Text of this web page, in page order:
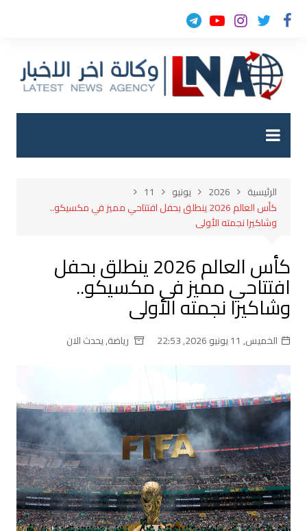
التجاوز
الرئيسية 2026 يونيو
11
كأس العالم 2026 ينطلق بحفل افتتاحي مميز في مكسيكو..
وشاكيرا نجمته الأولى
كأس العالم 2026 ينطلق بحفل
افتتاحي مميز في مكسيكو..
وشاكيرا نجمته الأولى
الخميس, 11 يونيو 2026, 22:53 رياضة,يحدث الان